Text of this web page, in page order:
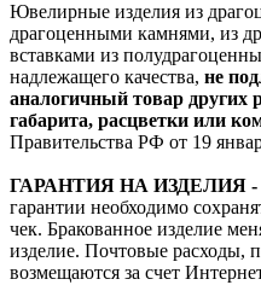
Ювелирные изделия из
драгоценными камнями, из
вставками из
надлежащего качества, не
аналогичный товар других
габарита, расцветки или
Правительства РФ от 19
ГАРАНТИЯ НА ИЗДЕЛИЯ - 6
гарантии необходимо
чек. Бракованное изделие
изделие. Почтовые расходы,
возмещаются за счет